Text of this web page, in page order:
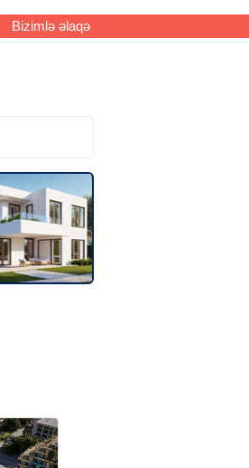
Bizimlə əlaqə